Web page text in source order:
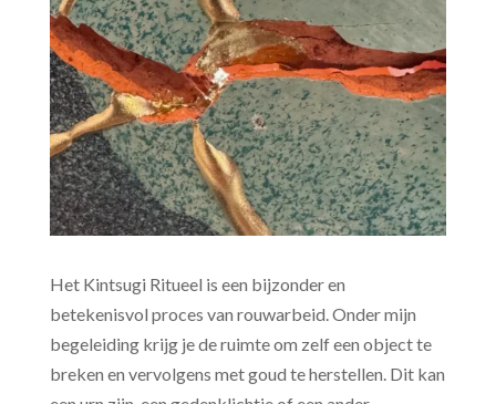
Het Kintsugi Ritueel is een bijzonder en
betekenisvol proces van rouwarbeid. Onder mijn
begeleiding krijg je de ruimte om zelf een object te
breken en vervolgens met goud te herstellen. Dit kan